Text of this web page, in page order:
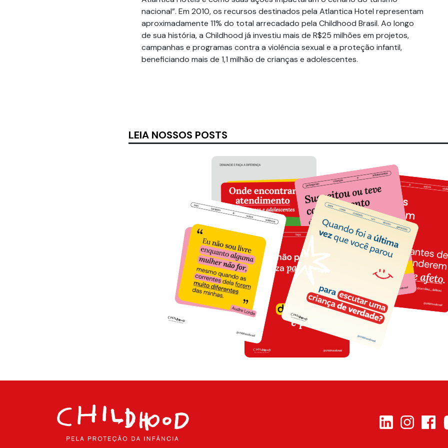
nacional”. Em 2010, os recursos destinados pela Atlantica Hotel representam
aproximadamente 11% do total arrecadado pela Childhood Brasil. Ao longo
de sua história, a Childhood já investiu mais de R$25 milhões em projetos,
campanhas e programas contra a violência sexual e a proteção infantil,
beneficiando mais de 1,1 milhão de crianças e adolescentes.
LEIA NOSSOS POSTS